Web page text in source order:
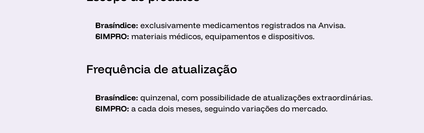
Brasíndice: exclusivamente medicamentos registrados na Anvisa.
SIMPRO: materiais médicos, equipamentos e dispositivos.
Frequência de atualização
Brasíndice: quinzenal, com possibilidade de atualizações extraordinárias.
SIMPRO: a cada dois meses, seguindo variações do mercado.